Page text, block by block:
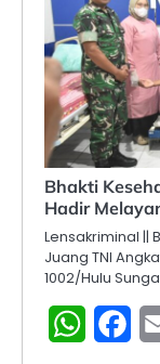
Bhakti
Hadir
Lensakriminal ||
Juang TNI
1002/Hulu